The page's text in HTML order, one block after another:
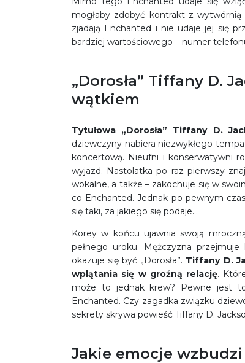
mogłaby zdobyć kontrakt z
zjadają Enchanted i nie udaje jej się
bardziej wartościowego – numer
„Dorosła” Tiffany D.
wątkiem
Tytułowa „Dorosła” Tiffany D.
dziewczyny nabiera niezwykłego
koncertową. Nieufni i konserwatywni
wyjazd. Nastolatka po raz pierwszy
wokalne, a także – zakochuje się w
co Enchanted. Jednak po pewnym
się taki, za jakiego się podaje…
Korey w końcu ujawnia swoją
pełnego uroku. Mężczyzna
okazuje się być „Dorosła”. Tiffany D.
wplątania się w groźną relację.
może to jednak krew? Pewne jest
Enchanted. Czy zagadka związku
sekrety skrywa powieść Tiffany D.
Jakie emocje wzbudzi